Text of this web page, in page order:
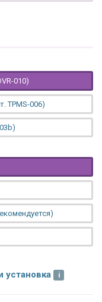
010)
TPMS-006)
установка